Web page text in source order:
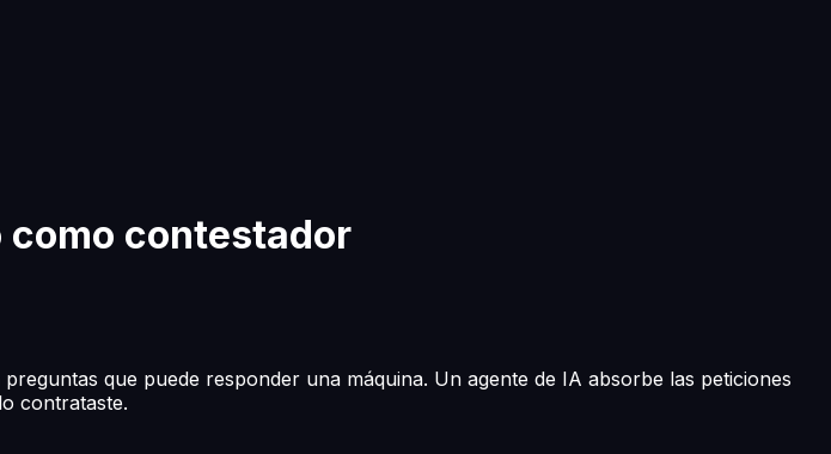
como contestador
que puede responder una máquina. Un agente de IA absorbe las peticiones
contrataste.